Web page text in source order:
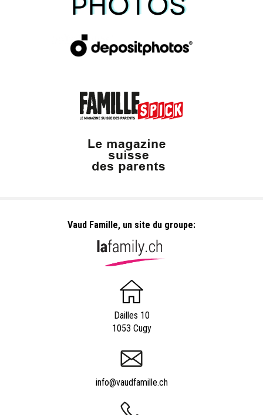
Vaud Famille, un site du groupe:
Dailles 10
1053 Cugy
info@vaudfamille.ch